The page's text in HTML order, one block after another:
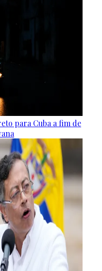
para Cuba a fim de